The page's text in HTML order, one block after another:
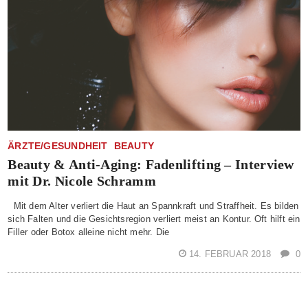
ÄRZTE/GESUNDHEIT BEAUTY
Beauty & Anti-Aging: Fadenlifting – Interview
mit Dr. Nicole Schramm
Mit dem Alter verliert die Haut an Spannkraft und Straffheit. Es bilden
sich Falten und die Gesichtsregion verliert meist an Kontur. Oft hilft ein
Filler oder Botox alleine nicht mehr. Die
14. FEBRUAR 2018 0